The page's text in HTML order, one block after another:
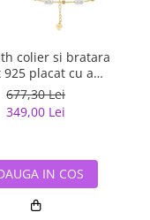
colier si bratara
placat cu aur
cu perle naturale
677,30 Lei
349,00 Lei
IN COS